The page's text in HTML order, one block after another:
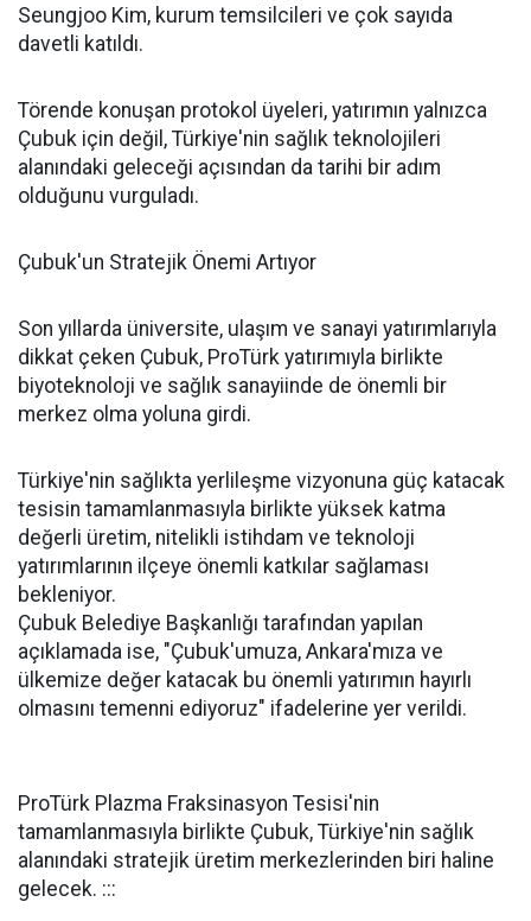
Seungjoo Kim, kurum temsilcileri ve çok sayıda
davetli katıldı.
Törende konuşan protokol üyeleri, yatırımın yalnızca
Çubuk için değil, Türkiye'nin sağlık teknolojileri
alanındaki geleceği açısından da tarihi bir adım
olduğunu vurguladı.
Çubuk'un Stratejik Önemi Artıyor
Son yıllarda üniversite, ulaşım ve sanayi yatırımlarıyla
dikkat çeken Çubuk, ProTürk yatırımıyla birlikte
biyoteknoloji ve sağlık sanayiinde de önemli bir
merkez olma yoluna girdi.
Türkiye'nin sağlıkta yerlileşme vizyonuna güç katacak
tesisin tamamlanmasıyla birlikte yüksek katma
değerli üretim, nitelikli istihdam ve teknoloji
yatırımlarının ilçeye önemli katkılar sağlaması
bekleniyor.
Çubuk Belediye Başkanlığı tarafından yapılan
açıklamada ise, "Çubuk'umuza, Ankara'mıza ve
ülkemize değer katacak bu önemli yatırımın hayırlı
olmasını temenni ediyoruz" ifadelerine yer verildi.
ProTürk Plazma Fraksinasyon Tesisi'nin
tamamlanmasıyla birlikte Çubuk, Türkiye'nin sağlık
alanındaki stratejik üretim merkezlerinden biri haline
gelecek. :::